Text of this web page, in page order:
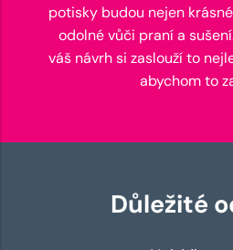
potisky budou nejen
odolné vůči praní a
váš návrh si zaslouží to
abychom to
Důležité